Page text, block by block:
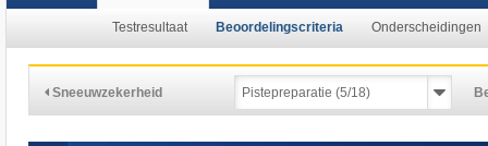
Testresultaat Beoordelingscriteria Onderscheidingen
Sneeuwzekerheid